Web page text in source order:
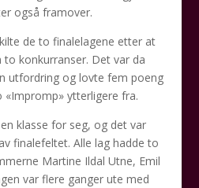
også framover.
de to finalelagene etter at
konkurranser. Det var da
utfordring og lovte fem poeng
ytterligere fra.
klasse for seg, og det var
finalefeltet. Alle lag hadde to
Martine Ildal Utne, Emil
var flere ganger ute med